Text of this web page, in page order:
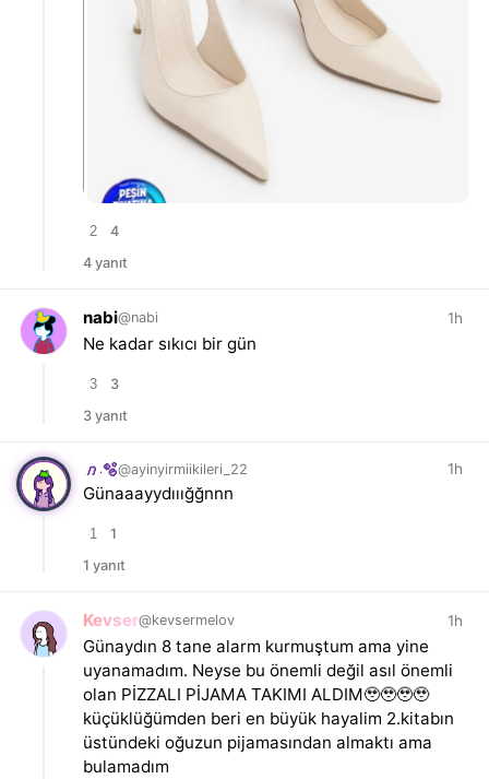
2
4
4 yanıt
nabi@nabi 1h
Ne kadar sıkıcı bir gün
3
3
3 yanıt
𝑛.🫧@ayinyirmiikileri_22 1h
Günaaayydııığğnnn
1
1
1 yanıt
Kevser@kevsermelov 1h
Günaydın 8 tane alarm kurmuştum ama yine
uyanamadım. Neyse bu önemli değil asıl önemli
olan PİZZALI PİJAMA TAKIMI ALDIM🥹🥹🥹🥹
küçüklüğümden beri en büyük hayalim 2.kitabın
üstündeki oğuzun pijamasından almaktı ama
bulamadım